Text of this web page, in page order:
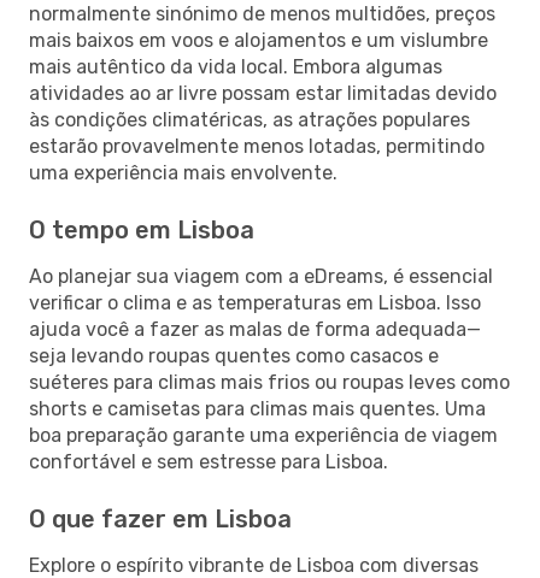
normalmente sinónimo de menos multidões, preços
mais baixos em voos e alojamentos e um vislumbre
mais autêntico da vida local. Embora algumas
atividades ao ar livre possam estar limitadas devido
às condições climatéricas, as atrações populares
estarão provavelmente menos lotadas, permitindo
uma experiência mais envolvente.
O tempo em Lisboa
Ao planejar sua viagem com a eDreams, é essencial
verificar o clima e as temperaturas em Lisboa. Isso
ajuda você a fazer as malas de forma adequada—
seja levando roupas quentes como casacos e
suéteres para climas mais frios ou roupas leves como
shorts e camisetas para climas mais quentes. Uma
boa preparação garante uma experiência de viagem
confortável e sem estresse para Lisboa.
O que fazer em Lisboa
Explore o espírito vibrante de Lisboa com diversas